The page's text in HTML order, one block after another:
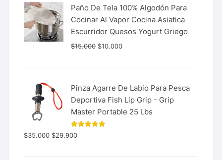
Paño De Tela 100% Algodón Para
Cocinar Al Vapor Cocina Asiatica
Escurridor Quesos Yogurt Griego
$15.000 $10.000
Pinza Agarre De Labio Para Pesca
Deportiva Fish Lip Grip - Grip
Master Portable 25 Lbs
Valorado
con
$35.000 $29.900